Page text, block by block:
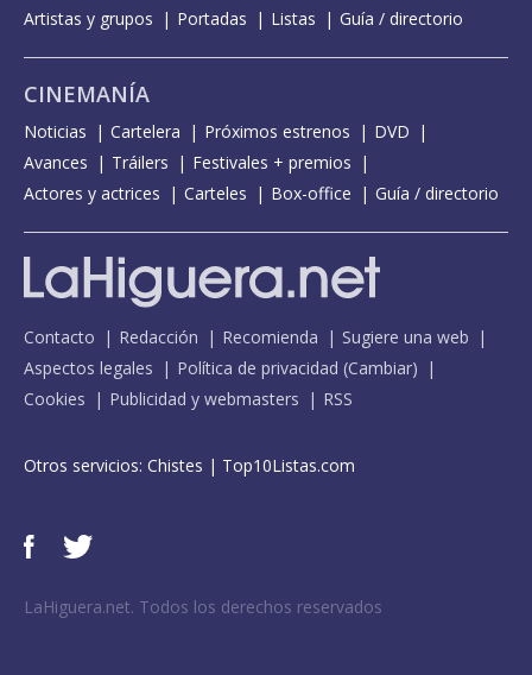
Artistas y grupos
Portadas Listas Guía / directorio
CINEMANÍA
Noticias Cartelera Próximos estrenos
DVD
Avances
Tráilers
Festivales + premios
Actores y actrices
Carteles Box-office Guía / directorio
Contacto Redacción Recomienda
Sugiere una web
Aspectos legales
Política de privacidad (Cambiar)
Cookies
Publicidad y webmasters RSS
Otros servicios: Chistes | Top10Listas.com
LaHiguera.net. Todos los derechos reservados